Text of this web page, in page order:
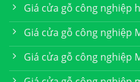
Giá cửa gỗ công nghiệp
Giá cửa gỗ công nghiệp
Giá cửa gỗ công nghiệp